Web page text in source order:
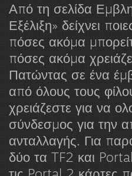
Από τη σελίδα
Εξέλιξη» δείχνει
πόσες ακόμα
πόσες ακόμα
Πατώντας σε ένα
από όλους τους
χρειάζεστε για να
σύνδεσμος για την
ανταλλαγής. Για
δύο τα TF2 και